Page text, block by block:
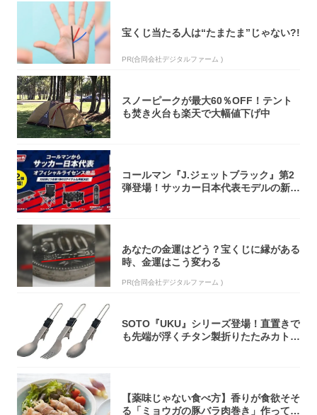
宝くじ当たる人は“たまたま”じゃない?!
PR(合同会社デジタルファーム )
スノーピークが最大60％OFF！テント
も焚き火台も楽天で大幅値下げ中
コールマン『J.ジェットブラック』第2
弾登場！サッカー日本代表モデルの新作
あなたの金運はどう？宝くじに縁がある
時、金運はこう変わる
PR(合同会社デジタルファーム )
SOTO『UKU』シリーズ登場！直置きで
も先端が浮くチタン製折りたたみカトラ
【薬味じゃない食べ方】香りが食欲そそ
る「ミョウガの豚バラ肉巻き」作ってみ